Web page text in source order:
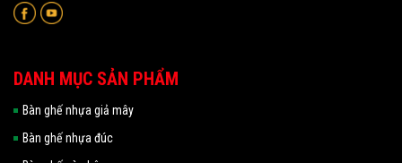
DANH MỤC SẢN PHẨM
Bàn ghế nhựa giả mây
Bàn ghế nhựa đúc